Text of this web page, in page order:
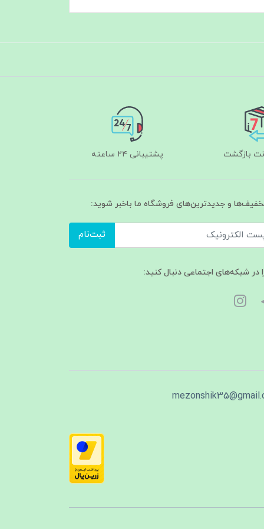
پشتیبانی ۲۴ ساعته
و جدیدترین‌های فروشگاه ما باخبر شوید:
ثبت‌نام
در شبکه‌های اجتماعی دنبال کنید: